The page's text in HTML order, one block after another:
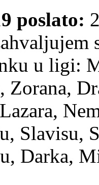
poslato:
u ligi:
Slavisu,
Darka,